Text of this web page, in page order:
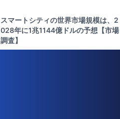
スマートシティの世界市場規模は、2
028年に1兆1144億ドルの予想【市場
調査】